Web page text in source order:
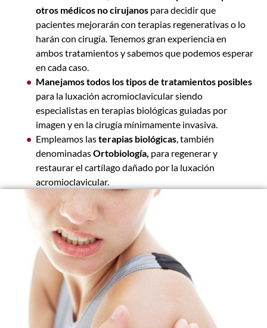
otros médicos no cirujanos para decidir que
pacientes mejorarán con terapias regenerativas o lo
harán con cirugía. Tenemos gran experiencia en
ambos tratamientos y sabemos que podemos esperar
en cada caso.
Manejamos todos los tipos de tratamientos posibles
para la luxación acromioclavicular siendo
especialistas en terapias biológicas guiadas por
imagen y en la cirugía mínimamente invasiva.
Empleamos lasterapias biológicas , también
denominadasOrtobiología, para regenerar y
restaurar el cartílago dañado por la luxación
acromioclavicular.